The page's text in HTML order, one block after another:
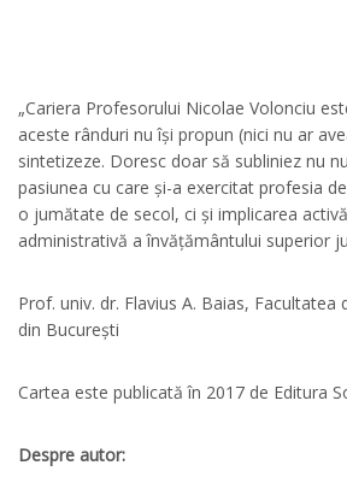
„Cariera Profesorului Nicolae Volonciu
aceste rânduri nu își propun (nici nu ar
sintetizeze. Doresc doar să subliniez nu
pasiunea cu care și-a exercitat profesia
o jumătate de secol, ci și implicarea
administrativă a învățământului superior
Prof. univ. dr. Flavius A. Baias,
din București
Cartea este publicată în 2017 de Editura
Despre autor: